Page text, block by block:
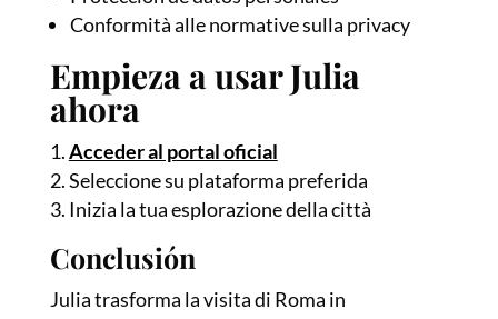
Conformità alle normative sulla privacy
Empieza a usar Julia
ahora
Acceder al portal oficial
Seleccione su plataforma preferida
Inizia la tua esplorazione della città
Conclusión
Julia trasforma la visita di Roma in